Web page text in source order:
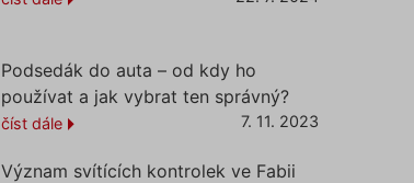
Podsedák do auta – od kdy ho
používat a jak vybrat ten správný?
číst dále 7. 11. 2023
Význam svítících kontrolek ve Fabii